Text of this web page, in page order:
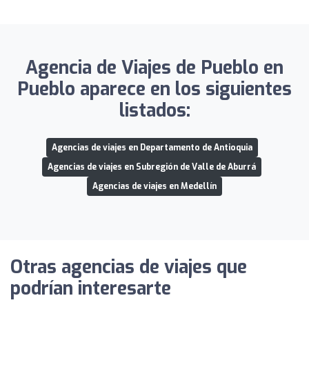
Agencia de Viajes de Pueblo en
Pueblo aparece en los siguientes
listados:
Agencias de viajes en Departamento de Antioquia
Agencias de viajes en Subregión de Valle de Aburrá
Agencias de viajes en Medellín
Otras agencias de viajes que
podrían interesarte